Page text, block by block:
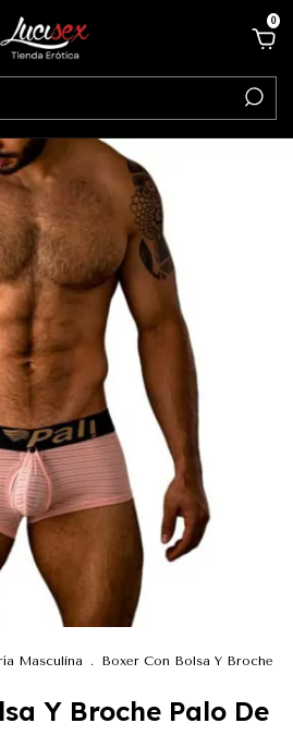
0
Masculina . Boxer Con Bolsa Y Broche
Y Broche Palo De